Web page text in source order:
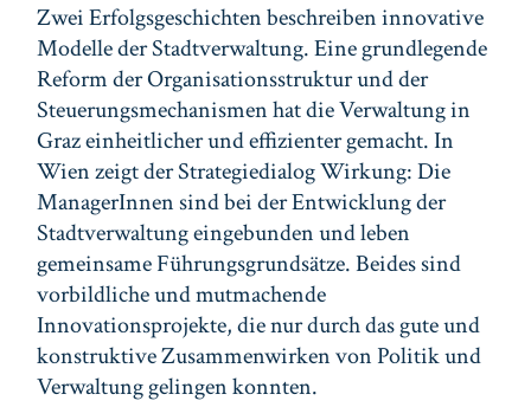
Zwei Erfolgsgeschichten beschreiben innovative
Modelle der Stadtverwaltung. Eine grundlegende
Reform der Organisationsstruktur und der
Steuerungsmechanismen hat die Verwaltung in
Graz einheitlicher und effizienter gemacht. In
Wien zeigt der Strategiedialog Wirkung: Die
ManagerInnen sind bei der Entwicklung der
Stadtverwaltung eingebunden und leben
gemeinsame Führungsgrundsätze. Beides sind
vorbildliche und mutmachende
Innovationsprojekte, die nur durch das gute und
konstruktive Zusammenwirken von Politik und
Verwaltung gelingen konnten.